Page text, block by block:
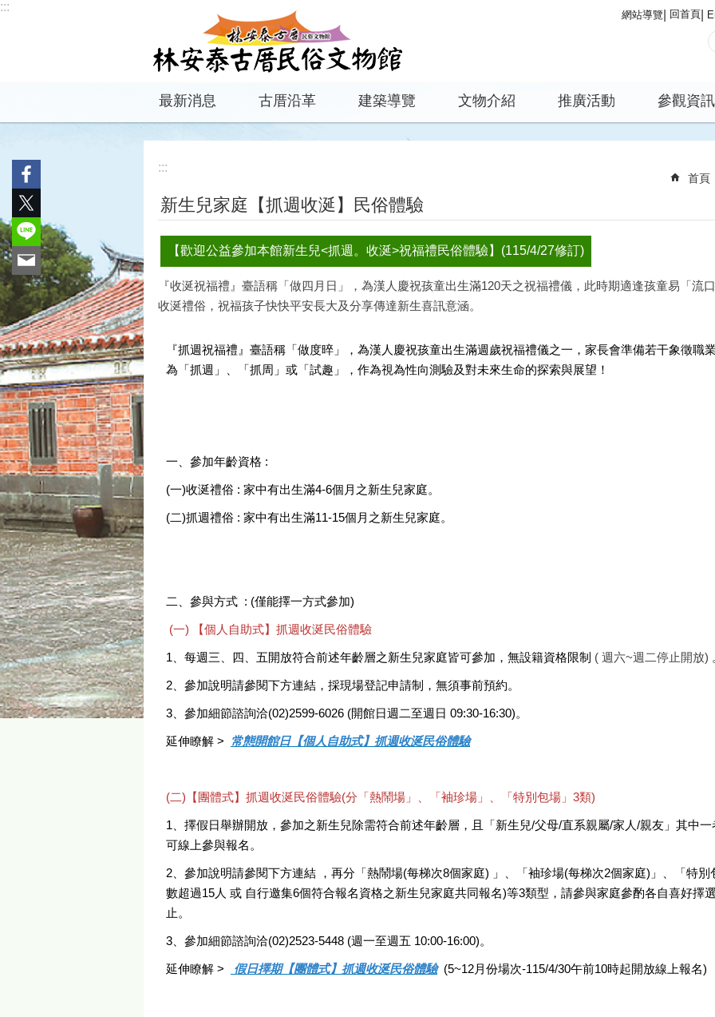
跳到主要內容區塊
:::
網站導覽 回首頁
最新消息 古厝沿革 建築導覽 文物介紹 推廣活動 參觀資訊
:::
首頁
新生兒家庭【抓週收涎】民俗體驗
【歡迎公益參加本館新生兒<抓週。收涎>祝福禮民俗體驗】(115/4/27修訂)
『收涎祝福禮』臺語稱「做四月日」，為漢人慶祝孩童出生滿120天之祝福禮儀，此時期適逢孩童易「流
收涎禮俗，祝福孩子快快平安長大及分享傳達新生喜訊意涵。
『抓週祝福禮』臺語稱「做度晬」，為漢人慶祝孩童出生滿週歲祝福禮儀之一，家長會準備若干象徵職
為「抓週」、「抓周」或「試趣」，作為視為性向測驗及對未來生命的探索與展望！
一、參加年齡資格 :
(一)收涎禮俗 : 家中有出生滿4-6個月之新生兒家庭。
(二)抓週禮俗 : 家中有出生滿11-15個月之新生兒家庭。
二、參與方式 :️ (僅能擇一方式參加)
(一) 【個人自助式】抓週收涎民俗體驗
1、每週三、四、五開放符合前述年齡層之新生兒家庭皆可參加，無設籍資格限制 ( 週六~週二停止開放)
2、參加說明請參閱下方連結，採現場登記申請制，無須事前預約。
3、參加細節諮詢洽(02)2599-6026 (開館日週二至週日 09:30-16:30)。
延伸瞭解 > 常態開館日【個人自助式】抓週收涎民俗體驗
(二)【團體式】抓週收涎民俗體驗(分「熱鬧場」、「袖珍場」、「特別包場」3類)
1、擇假日舉辦開放，參加之新生兒除需符合前述年齡層，且「新生兒/父母/直系親屬/家人/親友」其中
可線上參與報名。
2、參加說明請參閱下方連結 ，再分「熱鬧場(每梯次8個家庭) 」、「袖珍場(每梯次2個家庭)」、「特
數超過15人 或 自行邀集6個符合報名資格之新生兒家庭共同報名)等3類型，請參與家庭參酌各自喜好擇
止。
3、參加細節諮詢洽(02)2523-5448 (週一至週五 10:00-16:00)。
延伸瞭解 > 假日擇期【團體式】抓週收涎民俗體驗(5~12月份場次-115/4/30午前10時起開放線上報名)